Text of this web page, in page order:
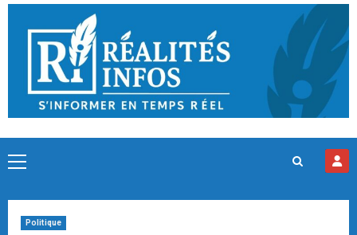
Skip
content
Primary
Politique